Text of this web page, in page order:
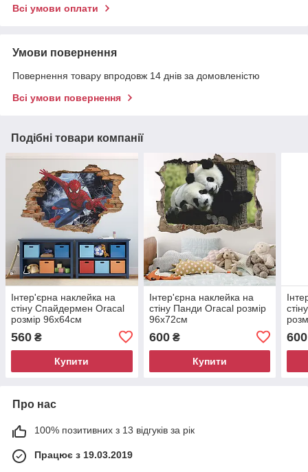
Всі умови оплати
Умови повернення
Повернення товару впродовж 14 днів за домовленістю
Всі умови повернення
Подібні товари компанії
Інтер'єрна наклейка на
стіну Спайдермен Oracal
розмір 96х64см
560 ₴
Купити
Інтер'єрна наклейка на
стіну Панди Oracal розмір
96х72см
600₴
Купити
600
Про нас
100% позитивних з 13 відгуків за рік
Працює з 19.03.2019